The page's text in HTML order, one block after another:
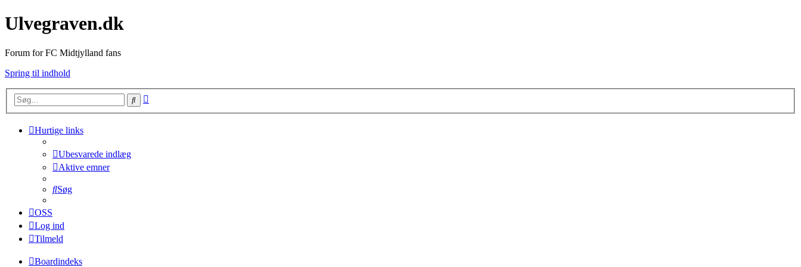
Ulvegraven.dk
Forum for FC Midtjylland fans
Spring til indhold
Søg
Hurtige links
Ubesvarede indlæg
Aktive emner
Søg
OSS
Log ind
Tilmeld
Boardindeks